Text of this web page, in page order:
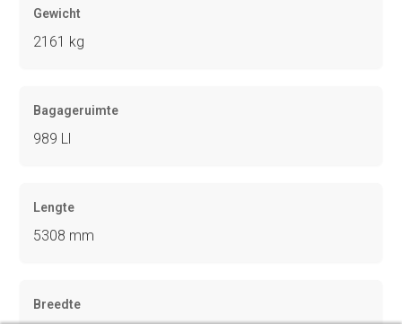
Gewicht
2161 kg
Bagageruimte
989 Ll
Lengte
5308 mm
Breedte